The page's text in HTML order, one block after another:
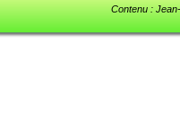
Contenu :